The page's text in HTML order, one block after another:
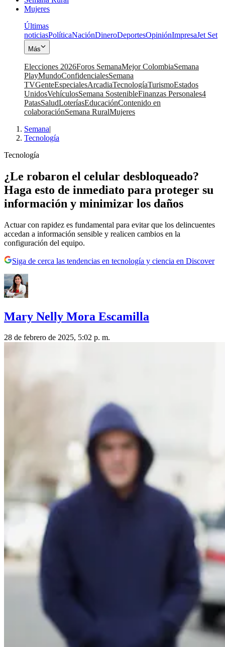
Mujeres
Últimas
noticiasPolíticaNaciónDineroDeportesOpiniónImpresaJet Set
Más
Elecciones 2026Foros SemanaMejor ColombiaSemana
PlayMundoConfidencialesSemana
TVGenteEspecialesArcadiaTecnologíaTurismoEstados
UnidosVehículosSemana SostenibleFinanzas Personales4
PatasSaludLoteríasEducaciónContenido en
colaboraciónSemana RuralMujeres
Semana|
Tecnología
Tecnología
¿Le robaron el celular desbloqueado?
Haga esto de inmediato para proteger su
información y minimizar los daños
Actuar con rapidez es fundamental para evitar que los delincuentes
accedan a información sensible y realicen cambios en la
configuración del equipo.
Siga de cerca las tendencias en tecnología y ciencia en Discover
Mary Nelly Mora Escamilla
28 de febrero de 2025, 5:02 p. m.